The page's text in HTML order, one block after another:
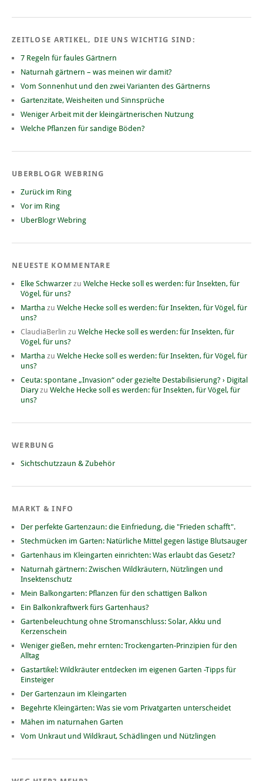
ZEITLOSE ARTIKEL, DIE UNS WICHTIG SIND:
7 Regeln für faules Gärtnern
Naturnah gärtnern – was meinen wir damit?
Vom Sonnenhut und den zwei Varianten des Gärtnerns
Gartenzitate, Weisheiten und Sinnsprüche
Weniger Arbeit mit der kleingärtnerischen Nutzung
Welche Pflanzen für sandige Böden?
UBERBLOGR WEBRING
Zurück im Ring
Vor im Ring
UberBlogr Webring
NEUESTE KOMMENTARE
Elke Schwarzer zu Welche Hecke soll es werden: für Insekten, für
Vögel, für uns?
Martha zu Welche Hecke soll es werden: für Insekten, für Vögel, für
uns?
ClaudiaBerlin zu Welche Hecke soll es werden: für Insekten, für
Vögel, für uns?
Martha zu Welche Hecke soll es werden: für Insekten, für Vögel, für
uns?
Ceuta: spontane „Invasion“ oder gezielte Destabilisierung? › Digital
Diaryzu Welche Hecke soll es werden: für Insekten, für Vögel, für
uns?
WERBUNG
Sichtschutzzaun & Zubehör
MARKT & INFO
Der perfekte Gartenzaun: die Einfriedung, die "Frieden schafft".
Stechmücken im Garten: Natürliche Mittel gegen lästige Blutsauger
Gartenhaus im Kleingarten einrichten: Was erlaubt das Gesetz?
Naturnah gärtnern: Zwischen Wildkräutern, Nützlingen und
Insektenschutz
Mein Balkongarten: Pflanzen für den schattigen Balkon
Ein Balkonkraftwerk fürs Gartenhaus?
Gartenbeleuchtung ohne Stromanschluss: Solar, Akku und
Kerzenschein
Weniger gießen, mehr ernten: Trockengarten-Prinzipien für den
Alltag
Gastartikel: Wildkräuter entdecken im eigenen Garten -Tipps für
Einsteiger
Der Gartenzaun im Kleingarten
Begehrte Kleingärten: Was sie vom Privatgarten unterscheidet
Mähen im naturnahen Garten
Vom Unkraut und Wildkraut, Schädlingen und Nützlingen